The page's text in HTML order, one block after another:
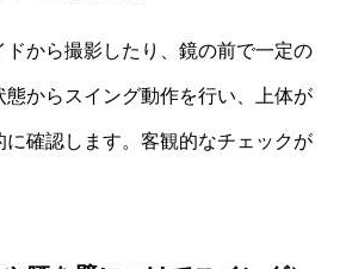
ドから撮影したり、鏡の前で一定の
態からスイング動作を行い、上体が
に確認します。客観的なチェックが